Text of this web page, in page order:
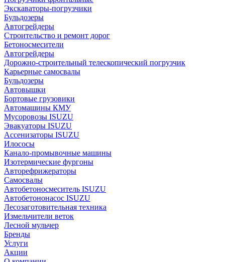
Экскаваторы-погрузчики
Бульдозеры
Автогрейдеры
Строительство и ремонт дорог
Бетоносмесители
Автогрейдеры
Дорожно-строительный телескопический погрузчик
Карьерные самосвалы
Бульдозеры
Автовышки
Бортовые грузовики
Автомашины КМУ
Мусоровозы ISUZU
Эвакуаторы ISUZU
Ассенизаторы ISUZU
Илососы
Канало-промывочные машины
Изотермические фургоны
Авторефрижераторы
Самосвалы
Автобетоносмеситель ISUZU
Автобетононасос ISUZU
Лесозаготовительная техника
Измельчители веток
Лесной мульчер
Бренды
Услуги
Акции